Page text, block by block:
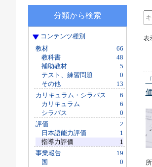
分類から検索
コンテンツ種別
教材
66
教科書
48
補助教材
5
テスト、練習問題
0
その他
13
カリキュラム・シラバス
6
カリキュラム
6
シラバス
0
評価
2
日本語能力評価
1
指導力評価
1
事業報告
19
国
0
表